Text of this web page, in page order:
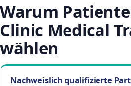
Warum
Clinic Medical
wählen
Nachweislich qualifizierte